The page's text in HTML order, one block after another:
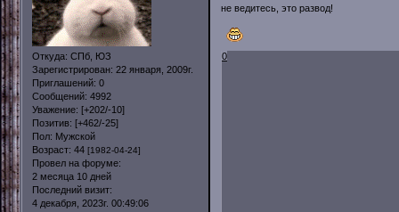
Откуда: СПб, ЮЗ
Зарегистрирован: 22 января, 2009г.
Приглашений: 0
Сообщений: 4992
Уважение: [+202/-10]
Позитив: [+462/-25]
Пол: Мужской
Возраст: 44 [1982-04-24]
Провел на форуме:
2 месяца 10 дней
Последний визит:
4 декабря, 2023г. 00:49:06
не ведитесь, это развод!
0